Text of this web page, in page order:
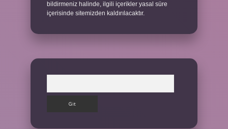
bildirmeniz halinde, ilgili içerikler yasal süre
içerisinde sitemizden kaldırılacaktır.